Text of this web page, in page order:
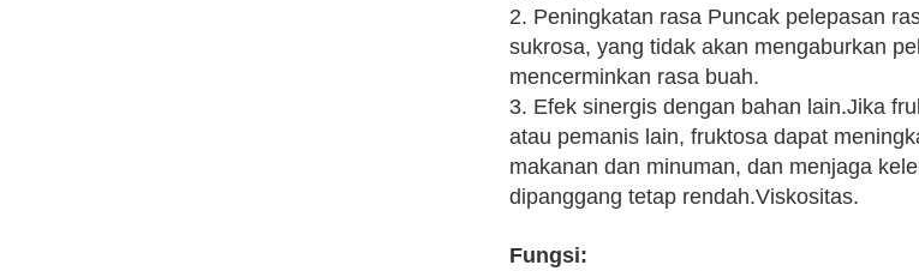
2. Peningkatan rasa Puncak pelepasan
sukrosa, yang tidak akan mengaburkan
mencerminkan rasa buah.
3. Efek sinergis dengan bahan lain.Jika
atau pemanis lain, fruktosa dapat
makanan dan minuman, dan menjaga
dipanggang tetap rendah.Viskositas.
Fungsi: